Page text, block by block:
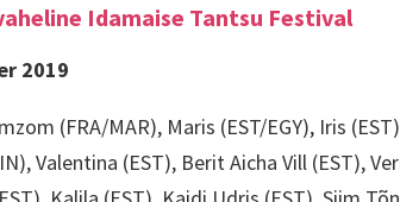
Idamaise Tantsu Festival
2019
(FRA/MAR), Maris (EST/EGY), Iris
Valentina (EST), Berit Aicha Vill (EST),